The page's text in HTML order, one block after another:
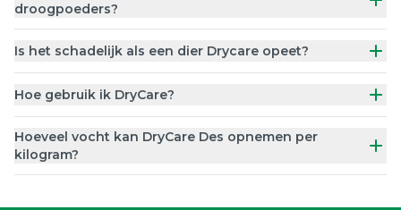
droogpoeders?
Is het schadelijk als een dier Drycare opeet?
Hoe gebruik ik DryCare?
Hoeveel vocht kan DryCare Des opnemen per
kilogram?